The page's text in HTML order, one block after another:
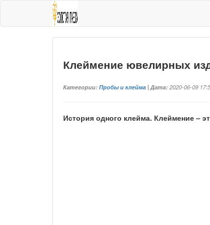
Клеймение ювелирных
Категории:Пробы и клейма | Дата:2020-06-09
История одного клейма. Клеймение –